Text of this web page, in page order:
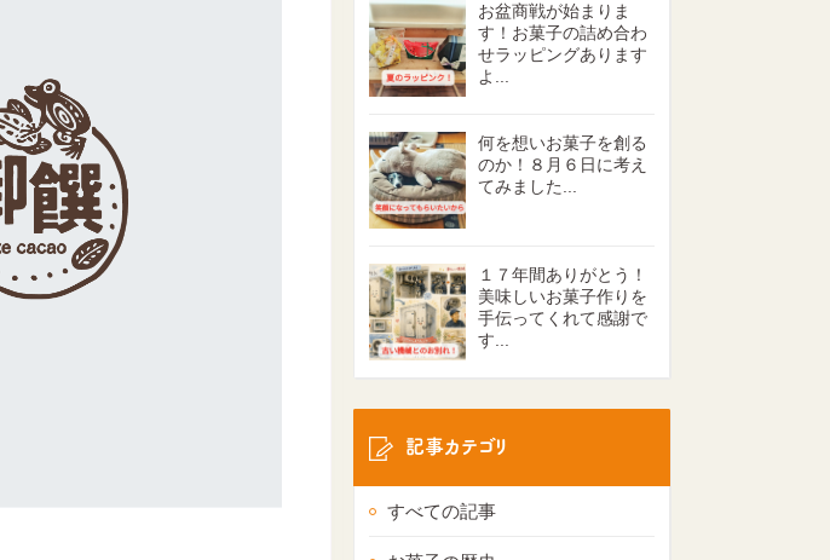
お盆商戦が始まりま
す！お菓子の詰め合わ
せラッピングあります
よ...
何を想いお菓子を創る
のか！８月６日に考え
てみました...
１７年間ありがとう！
美味しいお菓子作りを
手伝ってくれて感謝で
す...
記事カテゴリ
すべての記事